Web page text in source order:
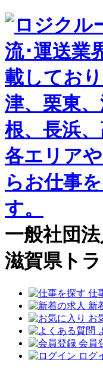
一般社団
滋賀県ト
仕
新
お
会員
ログ